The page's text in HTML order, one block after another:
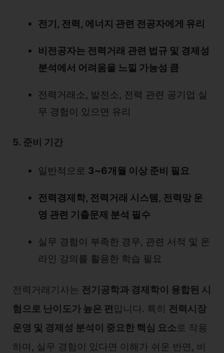
전기, 전력, 에너지 관련 전공자에게 유리
비전공자는 전력거래 관련 법규 및 경제성
분석에서 어려움을 느낄 가능성 큼
전력거래소, 발전소, 전력 관련 공기업 실
무 경험이 있으면 유리
5. 준비 기간
일반적으로 3~6개월 이상 준비 필요
전력경제학, 전력거래 시스템, 전력망 운
영 관련 기출문제 분석 필수
실무 경험이 부족한 경우, 관련 서적 및 온
라인 강의를 활용한 학습 필요
전력거래기사는 전기공학과 경제학이 융합된 시
험으로 난이도가 높은 편입니다. 특히 전력시장
운영 및 경제성 분석이 중요한 핵심 요소 로 작용
하며, 실무 경험이 있다면 이해가 쉬운 반면, 비